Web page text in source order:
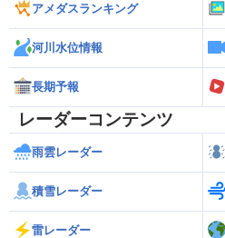
アメダスランキング
河川水位情報
長期予報
レーダーコンテンツ
雨雲レーダー
積雪レーダー
雷レーダー